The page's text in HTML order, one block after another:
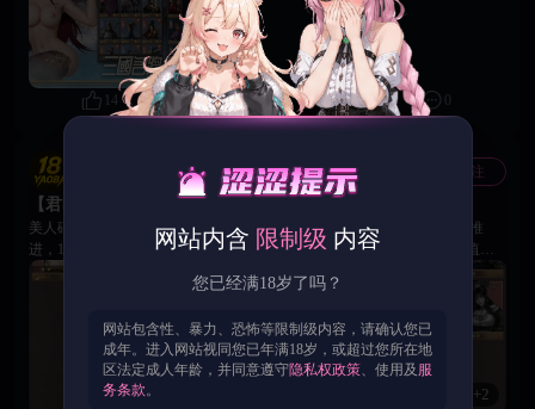
会重新分配 2. 各位主公角色均将完整保留，所有资源、武将、进度均会合并
至新服 3. 各国的版图将会重置为初始状态 4. 充值=0且等级小于12级且7天未
登录的账号将会被清理 【合服福利】 为酬谢各位主公，合服完成后登录游
戏可在邮件中即可领取份合服福利。 【重要提醒】 合服后如有问题请联系
客服进行反馈，愿诸位主公在新服之中，再遇良将，重结盟友，共图万里江
山！合则力强，战则志昂；九州烽火，共主沉浮。 18Game官方团队 2026年
14 0
常驻玩家 关注
【君临天下】美人碎片收集优先级和价值简介
美人碎片收集优先级清单（分短期/中期/长期） 一、短期目标（立刻可推
进，1-3天内解锁/成型） 1. 邹氏（稀有，63/100） - 缺口：37碎片 ​ - 价值：
解锁成本最低，快速激活图鉴全局属性，前期推图过渡辅助，碎片获取难度
低 ​ - 行动：日常招募、分解兑换优先补满碎片，第一个新解锁美人 2. 环儿升
量充足，升星直接全队提攻防血 ​ - 行动：多余碎片全部用于升星，优先拉高
星级，不用囤 3. 大乔基础碎片囤货（已解锁，4碎片） - 缺口极大，仅顺带
收集，不占用核心资源 二、中期目标（3-14天，阵容核心刚需） 1. 蔡文姬
（传说，8/100） - 缺口：92碎片 ​ - 价值：全游戏独一档治疗美人，推图、副
+2
网站内含 限制级 内容
您已经满18岁了吗？
网站包含性、暴力、恐怖等限制级内容，请确认您已
成年。进入网站视同您已年满18岁，或超过您所在地
区法定成人年龄，并同意遵守隐私权政策、使用及 服
务条款。